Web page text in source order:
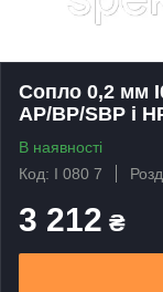
Сопло 0,2 мм
AP/BP/SBP і
В наявності
Код: I 080 7
3 212 ₴